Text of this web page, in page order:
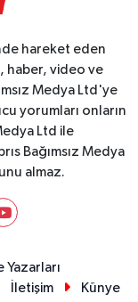
hareket eden
haber, video ve
Medya Ltd'ye
yorumları onların
Ltd ile
Bağımsız Medya
almaz.
Yazarları
İletişim Künye